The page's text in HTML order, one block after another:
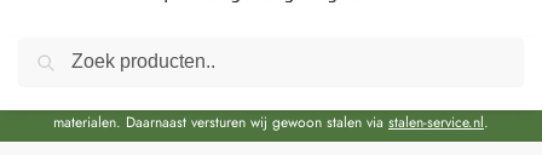
Door de bouwvakperiode geldt momenteel een extra levertijd van circa 3 weken
materialen. Daarnaast versturen wij gewoon stalen via stalen-service.nl.